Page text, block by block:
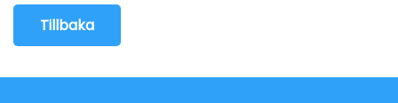
Tillbaka